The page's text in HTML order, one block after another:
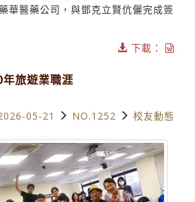
華醫藥公司，與鄧克立賢伉儷完成簽
下載：
旅遊業職涯
05-21 NO.1252 校友動態